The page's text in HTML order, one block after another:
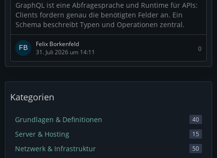
GraphQL ist eine Abfragesprache und Runtime für APIs:
Clients fordern genau die benötigten Felder an. Ein
Schema beschreibt Typen und Operationen zentral.
Felix Borkenfeld
31. Juli 2026 um 14:11
0
Kategorien
Grundlagen & Definitionen 40
Server & Hosting 15
Netzwerk & Infrastruktur 50